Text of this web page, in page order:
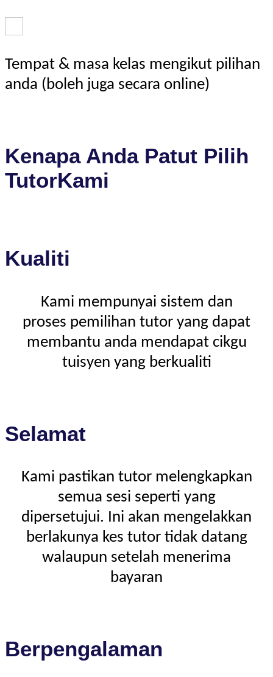
Tempat & masa kelas mengikut pilihan
anda (boleh juga secara online)
Kenapa Anda Patut Pilih
TutorKami
Kualiti
Kami mempunyai sistem dan
proses pemilihan tutor yang dapat
membantu anda mendapat cikgu
tuisyen yang berkualiti
Selamat
Kami pastikan tutor melengkapkan
semua sesi seperti yang
dipersetujui. Ini akan mengelakkan
berlakunya kes tutor tidak datang
walaupun setelah menerima
bayaran
Berpengalaman